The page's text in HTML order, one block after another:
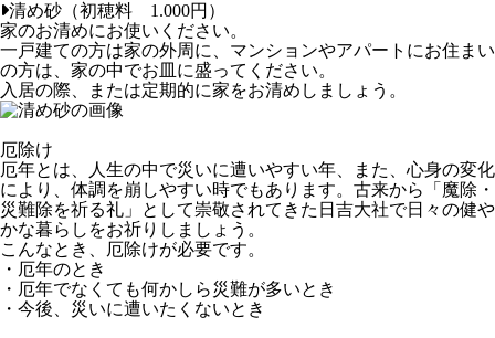
清め砂（初穂料 1.000円）
家のお清めにお使いください。
一戸建ての方は家の外周に、マンションやアパートにお住まい
の方は、家の中でお皿に盛ってください。
入居の際、または定期的に家をお清めしましょう。
厄除け
厄年とは、人生の中で災いに遭いやすい年、また、心身の変化
により、体調を崩しやすい時でもあります。古来から「魔除・
災難除を祈る礼」として崇敬されてきた日吉大社で日々の健や
かな暮らしをお祈りしましょう。
こんなとき、厄除けが必要です。
・厄年のとき
・厄年でなくても何かしら災難が多いとき
・今後、災いに遭いたくないとき